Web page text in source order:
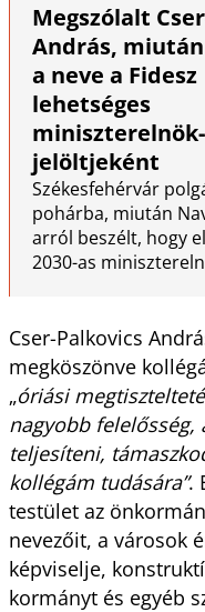
Megszólalt
András,
a neve a Fidesz
lehetséges
miniszterelnök-
jelöltjeként
Székesfehérvár
pohárba, miután
arról beszélt, hogy
2030-as
Cser-Palkovics
megköszönve
„óriási
nagyobb
teljesíteni,
kollégám tudására”.
testület az
nevezőit, a városok
képviselje,
kormányt és egyéb